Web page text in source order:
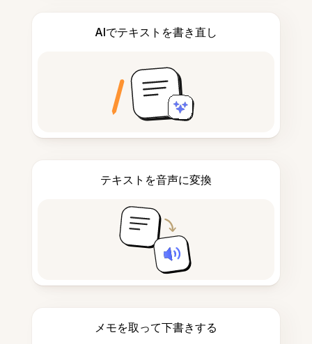
AIでテキストを書き直し
テキストを音声に変換
メモを取って下書きする